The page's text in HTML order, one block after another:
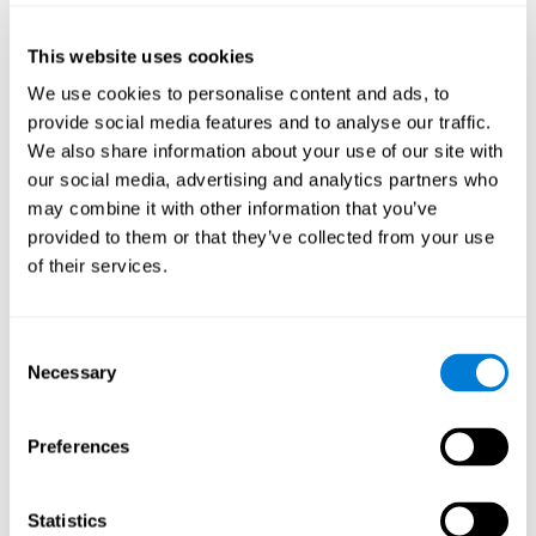
This website uses cookies
We use cookies to personalise content and ads, to
provide social media features and to analyse our traffic.
We also share information about your use of our site with
our social media, advertising and analytics partners who
may combine it with other information that you’ve
provided to them or that they’ve collected from your use
of their services.
Selection
Necessary
Preferences
Statistics
cognitive traditionnelle a été effectuée. Enfin, des
intra- et intergroupes ont été effectuées avec les données
pré-test et post-test.
Une fois que la collecte des données de l'étude terminée, il est
possible de télécharger les résultats de chaque participant sur
notre ordinateur pour les analyser.
Intervention dans le groupe de
contrôle actif
Recomposer les histoires de famille à travers les étapes
Digitaliser les photographies personnelles pour créer un
Exercices physiques basés sur le "Mind Jogging".